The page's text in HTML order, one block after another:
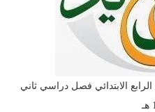
الابتدائي فصل دراسي ثاني